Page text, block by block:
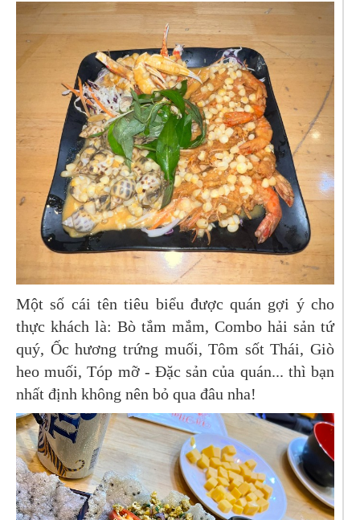
Một số cái tên tiêu biểu được quán gợi ý cho
thực khách là: Bò tắm mắm, Combo hải sản tứ
quý, Ốc hương trứng muối, Tôm sốt Thái, Giò
heo muối, Tóp mỡ - Đặc sản của quán... thì bạn
nhất định không nên bỏ qua đâu nha!